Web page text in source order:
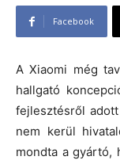
Facebook
A Xiaomi még
hallgató
fejlesztésről
nem kerül
mondta a gyártó,